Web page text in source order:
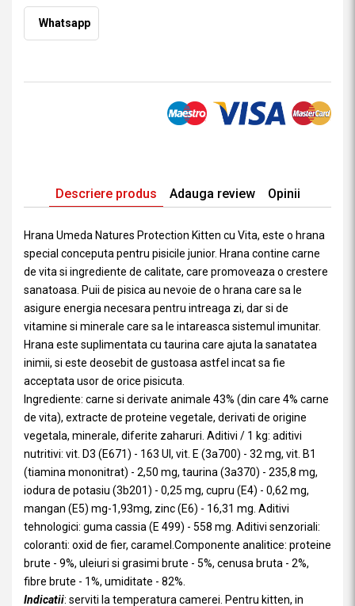
Descriere produs Adauga review Opinii
Hrana Umeda Natures Protection Kitten cu Vita, este o hrana
special conceputa pentru pisicile junior. Hrana contine carne
de vita si ingrediente de calitate, care promoveaza o crestere
sanatoasa. Puii de pisica au nevoie de o hrana care sa le
asigure energia necesara pentru intreaga zi, dar si de
vitamine si minerale care sa le intareasca sistemul imunitar.
Hrana este suplimentata cu taurina care ajuta la sanatatea
inimii, si este deosebit de gustoasa astfel incat sa fie
acceptata usor de orice pisicuta.
Ingrediente: carne si derivate animale 43% (din care 4% carne
de vita), extracte de proteine vegetale, derivati de origine
vegetala, minerale, diferite zaharuri. Aditivi / 1 kg: aditivi
nutritivi: vit. D3 (E671) - 163 UI, vit. E (3a700) - 32 mg, vit. B1
(tiamina mononitrat) - 2,50 mg, taurina (3a370) - 235,8 mg,
iodura de potasiu (3b201) - 0,25 mg, cupru (E4) - 0,62 mg,
mangan (E5) mg-1,93mg, zinc (E6) - 16,31 mg. Aditivi
tehnologici: guma cassia (E 499) - 558 mg. Aditivi senzoriali:
coloranti: oxid de fier, caramel.Componente analitice: proteine
brute - 9%, uleiuri si grasimi brute - 5%, cenusa bruta - 2%,
fibre brute - 1%, umiditate - 82%.
Indicatii: serviti la temperatura camerei. Pentru kitten, in
Whatsapp